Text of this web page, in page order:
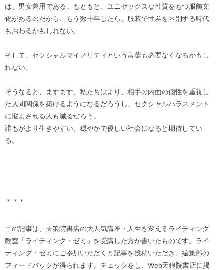
は、男女兼用である。もともと、ユニセックスな性質をもつ服飾文
化があるのだから、もう数十年したら、服装で性差を区別する時代
もおわるかもしれない。
そして、セクシャルマイノリティという言葉も必要なくなるかもし
れない。
そうなると、ますます、私たちはより、相手の内面の個性を重視し
た人間関係を築けるようになるだろうし、セクシャルハラスメント
に悩まされる人も減るだろう。
誰もがより生きやすい、穏やかで優しい社会になると期待してい
る。
＊＊＊
この記事は、天狼院書店の大人気講座・人生を変えるライティング
教室「ライティング・ゼミ」を受講した方が書いたものです。ライ
ティング・ゼミにご参加いただくと記事を投稿いただき、編集部の
フィードバックが得られます。チェックをし、Web天狼院書店に掲